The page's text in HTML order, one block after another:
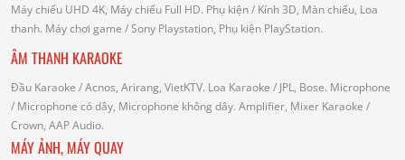
Máy chiếu UHD 4K, Máy chiếu Full HD. Phụ kiện/ Kính 3D, Màn chiếu, Loa
thanh. Máy chơi game / Sony Playstation, Phụ kiện PlayStation.
ÂM THANH KARAOKE
Đầu Karaoke / Acnos, Arirang, VietKTV. Loa Karaoke / JPL, Bose. Microphone
/ Microphone có dây, Microphone không dây. Amplifier, Mixer Karaoke /
Crown, AAP Audio.
MÁY ẢNH, MÁY QUAY